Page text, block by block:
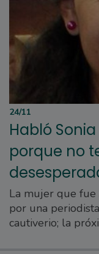
24/11
Habló
porque no
La mujer que fue
por una
cautiverio; la